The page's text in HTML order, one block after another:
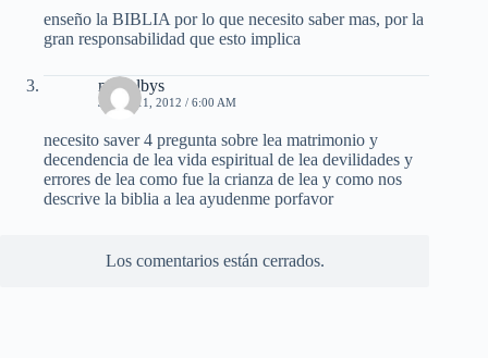
enseño la BIBLIA por lo que necesito saber mas, por la
gran responsabilidad que esto implica
marielbys
JUNIO 11, 2012 / 6:00 AM
necesito saver 4 pregunta sobre lea matrimonio y
decendencia de lea vida espiritual de lea devilidades y
errores de lea como fue la crianza de lea y como nos
descrive la biblia a lea ayudenme porfavor
Los comentarios están cerrados.